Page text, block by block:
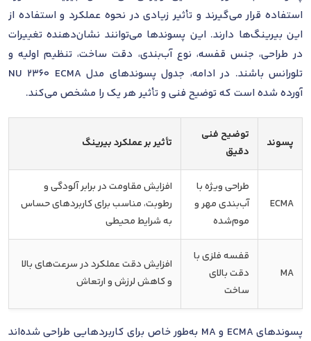
استفاده قرار می‌گیرند و تأثیر زیادی در نحوه عملکرد و استفاده از
این بیرینگ‌ها دارند. این پسوندها می‌توانند نشان‌دهنده تغییرات
در طراحی، جنس قفسه، نوع آب‌بندی، دقت ساخت، تنظیم اولیه و
تلورانس باشند. در ادامه، جدول پسوندهای مدل NU 2360 ECMA
آورده شده است که توضیح فنی و تأثیر هر یک را مشخص می‌کند.
پسوند
توضیح فنی
دقیق
تأثیر بر عملکرد بیرینگ
ECMA
طراحی ویژه با
آب‌بندی مهر و
موم‌شده
افزایش مقاومت در برابر آلودگی و
رطوبت، مناسب برای کاربردهای حساس
به شرایط محیطی
MA
قفسه فلزی با
دقت بالای
ساخت
افزایش دقت عملکرد در سرعت‌های بالا
و کاهش لرزش و ارتعاش
پسوندهای ECMA و MA به‌طور خاص برای کاربردهایی طراحی شده‌اند